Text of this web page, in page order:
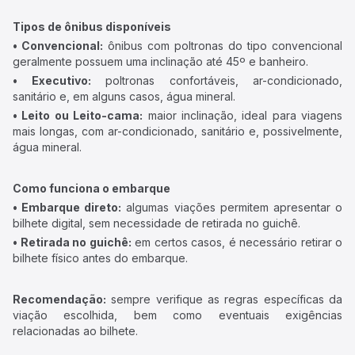
Tipos de ônibus disponíveis
• Convencional: ônibus com poltronas do tipo convencional
geralmente possuem uma inclinação até 45º e banheiro.
• Executivo: poltronas confortáveis, ar-condicionado,
sanitário e, em alguns casos, água mineral.
• Leito ou Leito-cama: maior inclinação, ideal para viagens
mais longas, com ar-condicionado, sanitário e, possivelmente,
água mineral.
Como funciona o embarque
• Embarque direto: algumas viações permitem apresentar o
bilhete digital, sem necessidade de retirada no guichê.
• Retirada no guichê: em certos casos, é necessário retirar o
bilhete físico antes do embarque.
Recomendação: sempre verifique as regras específicas da
viação escolhida, bem como eventuais exigências
relacionadas ao bilhete.